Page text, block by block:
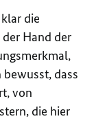
die
Hand der
dass
von
die hier